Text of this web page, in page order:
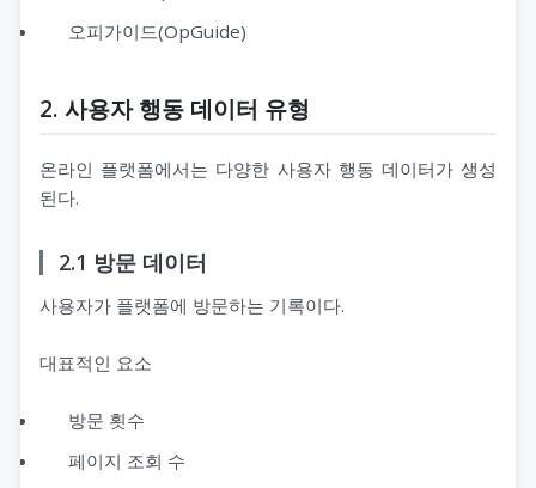
오피가이드(OpGuide)
2. 사용자 행동 데이터 유형
온라인 플랫폼에서는 다양한 사용자 행동 데이터가 생성
된다.
2.1 방문 데이터
사용자가 플랫폼에 방문하는 기록이다.
대표적인 요소
방문 횟수
페이지 조회 수